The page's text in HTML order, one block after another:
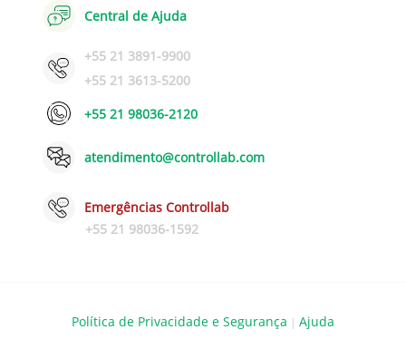
Central de Ajuda
+55 21 3891-9900
+55 21 3613-5200
+55 21 98036-2120
atendimento@controllab.com
Emergências Controllab
+55 21 98036-1592
Política de Privacidade e Segurança | Ajuda